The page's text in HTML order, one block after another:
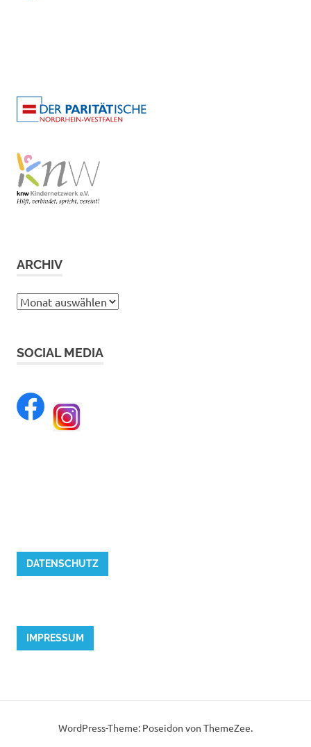
ARCHIV
Archiv
SOCIAL MEDIA
DATENSCHUTZ
IMPRESSUM
WordPress-Theme: Poseidon von ThemeZee.